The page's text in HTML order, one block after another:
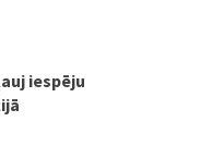
iespēju